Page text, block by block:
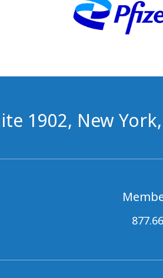
1902, New